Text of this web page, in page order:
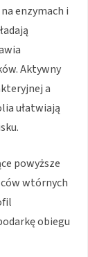
enzymach i
Aktywny
a
ułatwiają
powyższe
wtórnych
obiegu